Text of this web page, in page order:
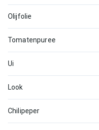
Olijfolie
Tomatenpuree
Ui
Look
Chilipeper